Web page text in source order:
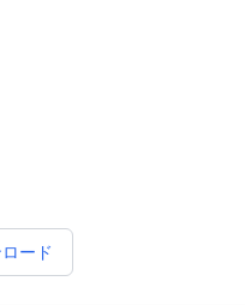
ード